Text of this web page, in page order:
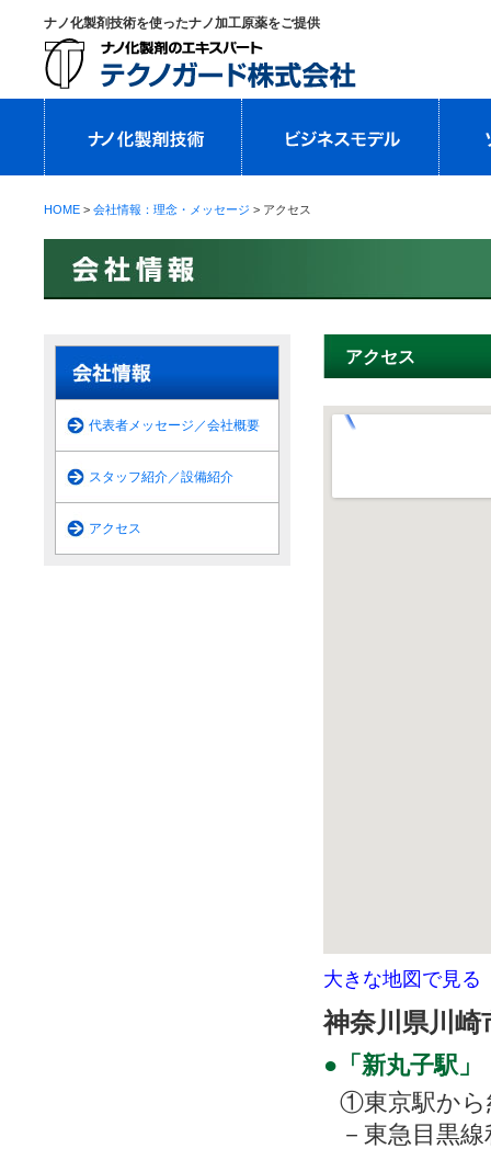
ナノ化製剤技術を使ったナノ加工原薬をご提供
HOME > 会社情報：理念・メッセージ > アクセス
アクセス
大きな地図で見る
神奈川県川崎
●「新丸子駅」
①東京駅から
－東急目黒
代表者メッセージ／会社概要
スタッフ紹介／設備紹介
アクセス